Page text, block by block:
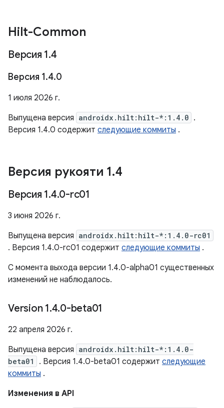
Hilt-Common
Версия 1.4
Версия 1.4.0
1 июля 2026 г.
Выпущена версия androidx.hilt:hilt-*:1.4.0 .
Версия 1.4.0 содержит следующие коммиты .
Версия рукояти 1.4
Версия 1.4.0-rc01
3 июня 2026 г.
Выпущена версия androidx.hilt:hilt-*:1.4.0-rc01
. Версия 1.4.0-rc01 содержит следующие коммиты .
С момента выхода версии 1.4.0-alpha01 существенных
изменений не наблюдалось.
Version 1.4.0-beta01
22 апреля 2026 г.
Выпущена версия androidx.hilt:hilt-*:1.4.0-
beta01
. Версия 1.4.0-beta01 содержит следующие
коммиты .
Изменения в API